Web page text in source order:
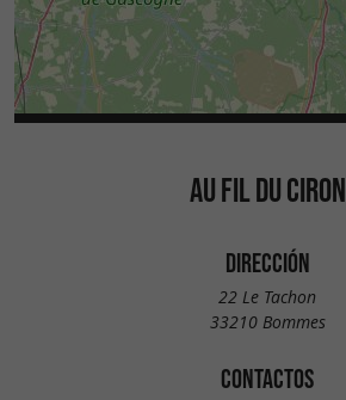
AU FIL DU CIRON
DIRECCIÓN
22 Le Tachon
33210 Bommes
CONTACTOS